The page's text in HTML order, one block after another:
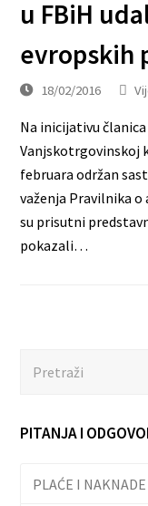
u FBiH
evropskih
18/02/2016
Na inicijativu
Vanjskotrgovinskoj
februara održan
važenja Pravilnika
su prisutni
pokazali…
PITANJA I
PLAĆE I NAKNADE